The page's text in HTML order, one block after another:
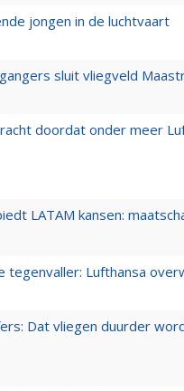
jongen in de luchtvaart
sluit vliegveld
doordat onder meer
LATAM kansen:
tegenvaller: Lufthansa
Dat vliegen duurder